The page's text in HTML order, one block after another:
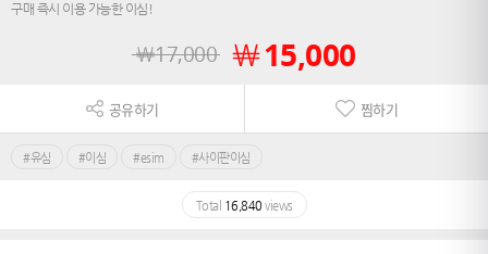
구매 즉시 이용 가능한 이심!
￦17,000 ￦15,000
공유하기 찜하기
#유심 #이심 #esim #사이판이심
Total 16,840 views